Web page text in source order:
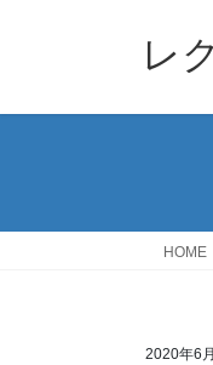
レ
HOME
2020年6